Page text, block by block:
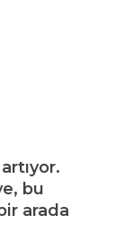
bu
arada